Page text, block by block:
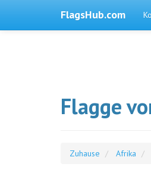
FlagsHub.com
Flagge
Zuhause Afrika